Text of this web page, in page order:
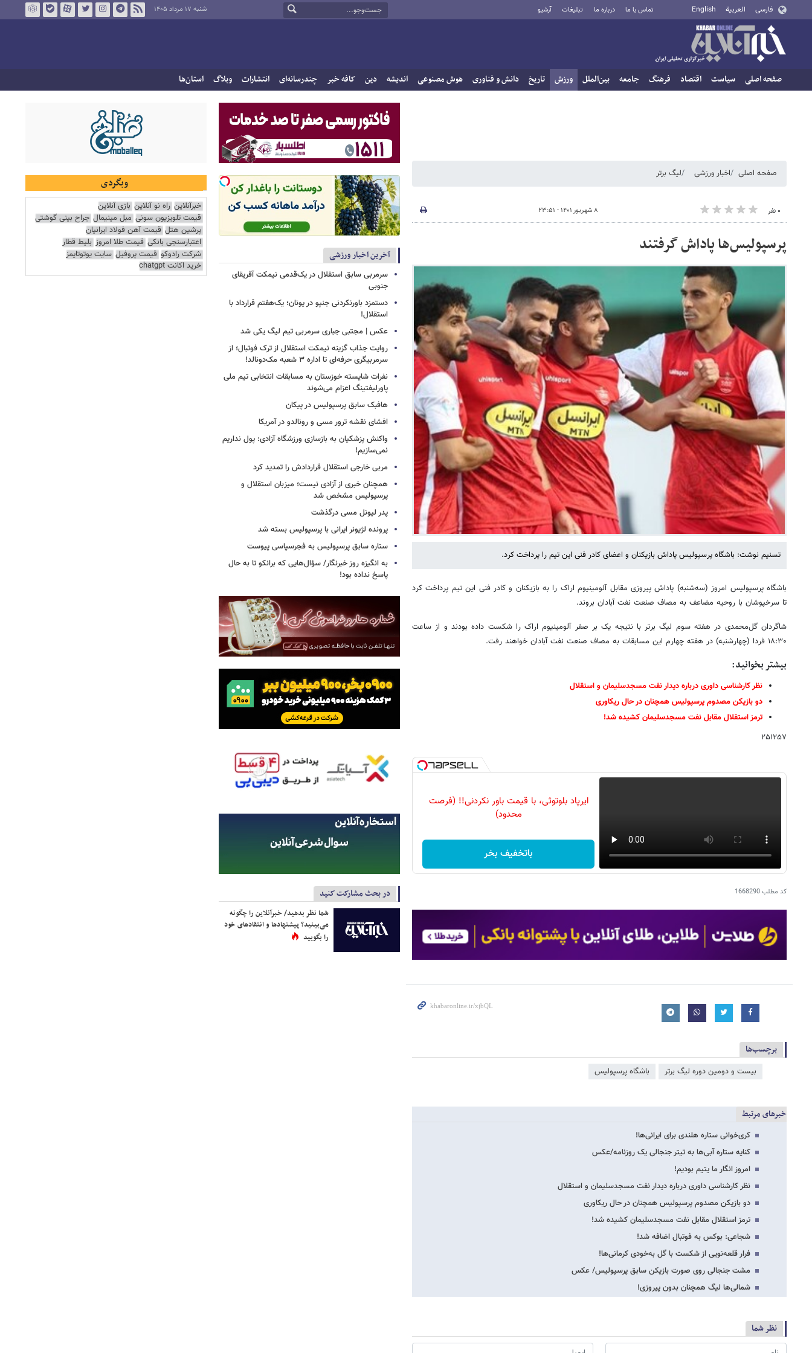
فارسی العربية English تماس با ما درباره ما تبلیغات آرشیو شنبه ۱۷ مرداد ۱۴۰۵
صفحه اصلی سیاست اقتصاد فرهنگ جامعه بین‌الملل ورزش تاریخ دانش و فناوری هوش مصنوعی اندیشه دین کافه خبر چندرسانه‌ای انتشارات وبلاگ استان‌ها
صفحه اصلی اخبار ورزشی لیگ برتر
۰ نفر ۸ شهریور ۱۴۰۱ - ۲۳:۵۱
پرسپولیس‌ها پاداش گرفتند
تسنیم نوشت: باشگاه پرسپولیس پاداش بازیکنان و اعضای کادر فنی این تیم را پرداخت کرد.
باشگاه پرسپولیس امروز (سه‌شنبه) پاداش پیروزی مقابل آلومینیوم اراک را به بازیکنان و کادر فنی این تیم پرداخت کرد
تا سرخپوشان با روحیه مضاعف به مصاف صنعت نفت آبادان بروند.
شاگردان گل‌محمدی در هفته سوم لیگ برتر با نتیجه یک بر صفر آلومینیوم اراک را شکست داده بودند و از ساعت
۱۸:۳۰ فردا (چهارشنبه) در هفته چهارم این مسابقات به مصاف صنعت نفت آبادان خواهند رفت.
بیشتر بخوانید:
نظر کارشناسی داوری درباره دیدار نفت مسجدسلیمان و استقلال
دو بازیکن مصدوم پرسپولیس همچنان در حال ریکاوری
ترمز استقلال مقابل نفت مسجدسلیمان کشیده شد!
۲۵۱۲۵۷
ایرپاد بلوتوثی، با قیمت باور نکردنی!! (فرصت
محدود)
باتخفیف بخر
کد مطلب1668290
برچسب‌ها
بیست و دومین دوره لیگ برتر باشگاه پرسپولیس
خبرهای مرتبط
کری‌خوانی ستاره هلندی برای ایرانی‌ها!
کنایه ستاره آبی‌ها به تیتر جنجالی یک روزنامه/عکس
امروز انگار ما یتیم بودیم!
نظر کارشناسی داوری درباره دیدار نفت مسجدسلیمان و استقلال
دو بازیکن مصدوم پرسپولیس همچنان در حال ریکاوری
ترمز استقلال مقابل نفت مسجدسلیمان کشیده شد!
شجاعی: بوکس به فوتبال اضافه شد!
فرار قلعه‌نویی از شکست با گل به‌خودی کرمانی‌ها!
مشت جنجالی روی صورت بازیکن سابق پرسپولیس/ عکس
شمالی‌ها لیگ همچنان بدون پیروزی!
نظر شما
آخرین اخبار ورزشی
سرمربی سابق استقلال در یک‌قدمی نیمکت آفریقای
جنوبی
دستمزد باورنکردنی جنپو در یونان؛ یک‌هفتم قرارداد با
استقلال!
عکس | مجتبی جباری سرمربی تیم لیگ یکی شد
روایت جذاب گزینه نیمکت استقلال از ترک فوتبال؛ از
سرمربیگری حرفه‌ای تا اداره ۳ شعبه مک‌دونالد!
نفرات شایسته خوزستان به مسابقات انتخابی تیم ملی
پاورلیفتینگ اعزام می‌شوند
هافبک سابق پرسپولیس در پیکان
افشای نقشه ترور مسی و رونالدو در آمریکا
واکنش پزشکیان به بازسازی ورزشگاه آزادی: پول نداریم
نمی‌سازیم!
مربی خارجی استقلال قراردادش را تمدید کرد
همچنان خبری از آزادی نیست؛ میزبان استقلال و
پرسپولیس مشخص شد
پدر لیونل مسی درگذشت
پرونده لژیونر ایرانی با پرسپولیس بسته شد
ستاره سابق پرسپولیس به فجرسپاسی پیوست
به انگیزه روز خبرنگار/ سؤال‌هایی که برانکو تا به حال
پاسخ نداده بود!
در بحث مشارکت کنید
شما نظر بدهید/ خبرآنلاین را چگونه
می‌بینید؟ پیشنهادها و انتقادهای خود
را بگویید
وبگردی
خبرآنلاین راه نو آنلاین بازی آنلاین
قیمت تلویزیون سونی مبل مینیمال جراح بینی گوشتی
پرشین هتل قیمت آهن فولاد ایرانیان
اعتبارسنجی بانکی قیمت طلا امروز بلیط قطار
شرکت رادوکو قیمت پروفیل سایت یوتوتایمز
خرید اکانت chatgpt